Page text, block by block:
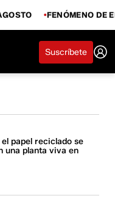
FENÓMENO DE
Suscríbete
el papel reciclado se
una planta viva en